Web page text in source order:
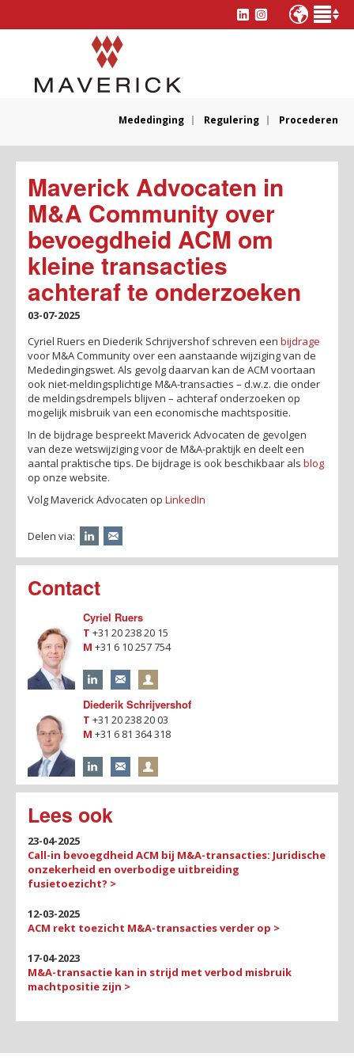
Mededinging Regulering Procederen
Maverick Advocaten in
M&A Community over
bevoegdheid ACM om
kleine transacties
achteraf te onderzoeken
03-07-2025
Cyriel Ruers en Diederik Schrijvershof schreven een bijdrage
voor M&A Community over een aanstaande wijziging van de
Mededingingswet. Als gevolg daarvan kan de ACM voortaan
ook niet-meldingsplichtige M&A-transacties – d.w.z. die onder
de meldingsdrempels blijven – achteraf onderzoeken op
mogelijk misbruik van een economische machtspositie.
In de bijdrage bespreekt Maverick Advocaten de gevolgen
van deze wetswijziging voor de M&A-praktijk en deelt een
aantal praktische tips. De bijdrage is ook beschikbaar als blog
op onze website.
Volg Maverick Advocaten op LinkedIn
Delen via:
Contact
Cyriel Ruers
T +31 20 238 20 15
M +31 6 10 257 754
Diederik Schrijvershof
T +31 20 238 20 03
M +31 6 81 364 318
Lees ook
23-04-2025
Call-in bevoegdheid ACM bij M&A-transacties: Juridische
onzekerheid en overbodige uitbreiding
fusietoezicht? >
12-03-2025
ACM rekt toezicht M&A-transacties verder op >
17-04-2023
M&A-transactie kan in strijd met verbod misbruik
machtpositie zijn >